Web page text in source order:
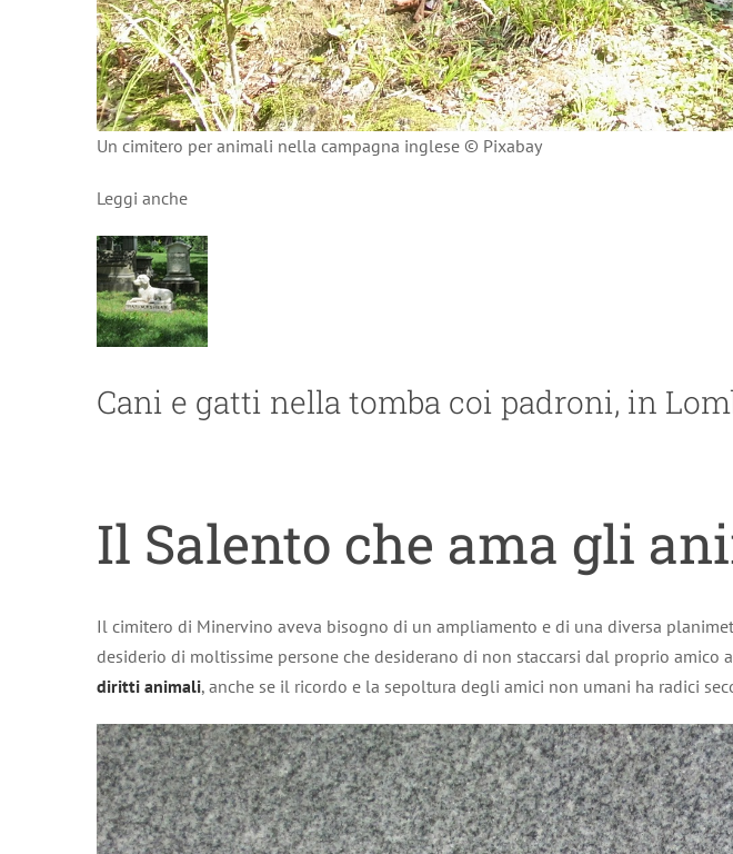
Un cimitero per animali nella campagna inglese © Pixabay
Leggi anche
Cani e gatti nella tomba coi padroni, in
Il Salento che ama gli
Il cimitero di Minervino aveva bisogno di un ampliamento e di una diversa
desiderio di moltissime persone che desiderano di non staccarsi dal proprio
diritti animali, anche se il ricordo e la sepoltura degli amici non umani ha radici